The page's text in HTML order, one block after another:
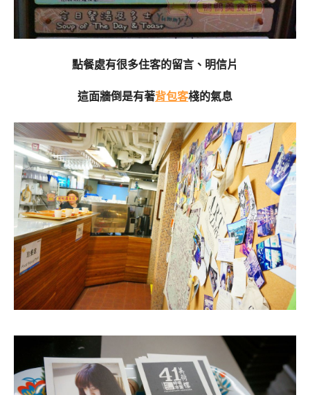
點餐處有很多住客的留言、明信片
這面牆倒是有著背包客棧的氣息